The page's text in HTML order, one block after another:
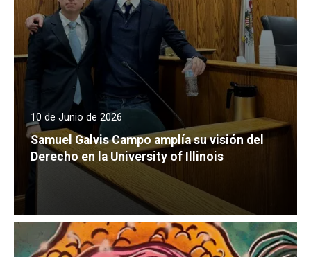
10 de Junio de 2026
Samuel Galvis Campo amplía su visión del
Derecho en la University of Illinois